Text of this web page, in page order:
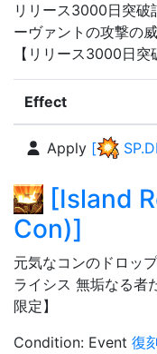
リリース3000日突破
ーヴァントの攻撃の
【リリース3000日突
Effect
Apply [
[Island
Con)]
元気なコンのドロッ
ライシス 無垢なる者
限定】
Condition: Event 復